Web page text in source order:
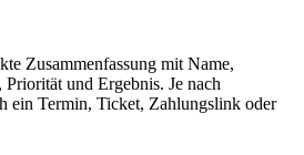
Zusammenfassung mit Name,
und Ergebnis. Je nach
ein Termin, Ticket, Zahlungslink oder